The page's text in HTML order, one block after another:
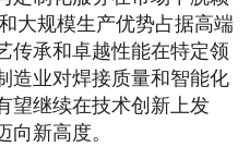
大规模生产优势占据高端
传承和卓越性能在特定领
造业对焊接质量和智能化
望继续在技术创新上发
新高度。